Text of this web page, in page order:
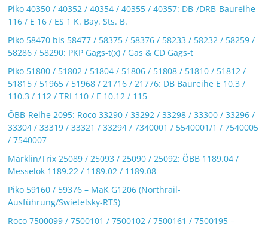
Piko 40350 / 40352 / 40354 / 40355 / 40357: DB-/DRB-Baureihe
116 / E 16 / ES 1 K. Bay. Sts. B.
Piko 58470 bis 58477 / 58375 / 58376 / 58233 / 58232 / 58259 /
58286 / 58290: PKP Gags-t(x) / Gas & CD Gags-t
Piko 51800 / 51802 / 51804 / 51806 / 51808 / 51810 / 51812 /
51815 / 51965 / 51968 / 21716 / 21776: DB Baureihe E 10.3 /
110.3 / 112 / TRI 110 / E 10.12 / 115
ÖBB-Reihe 2095: Roco 33290 / 33292 / 33298 / 33300 / 33296 /
33304 / 33319 / 33321 / 33294 / 7340001 / 5540001/1 / 7540005
/ 7540007
Märklin/Trix 25089 / 25093 / 25090 / 25092: ÖBB 1189.04 /
Messelok 1189.22 / 1189.02 / 1189.08
Piko 59160 / 59376 – MaK G1206 (Northrail-
Ausführung/Swietelsky-RTS)
Roco 7500099 / 7500101 / 7500102 / 7500161 / 7500195 –